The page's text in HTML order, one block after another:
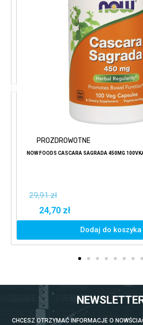
PROZDROWOTNE
NOW FOODS CASCARA SAGRADA 450MG
29,91 zł
24,70 zł
Dodaj do koszyka
CHCESZ OTRZYMAĆ INFORMACJE O